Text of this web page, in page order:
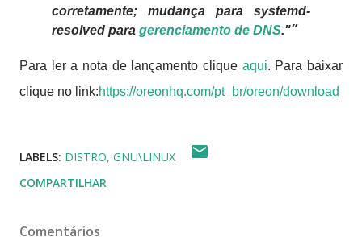
corretamente; mudança para systemd-
resolved para gerenciamento de DNS."
Para ler a nota de lançamento clique aqui. Para baixar
clique no link:https://oreonhq.com/pt_br/oreon/download
LABELS: DISTRO GNU\LINUX
COMPARTILHAR
Comentários